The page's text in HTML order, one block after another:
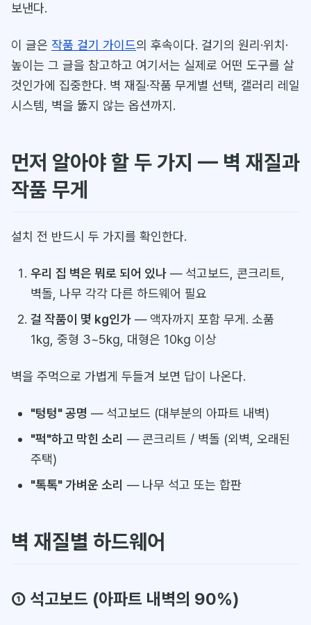
보낸다.
이 글은 작품 걸기 가이드의 후속이다. 걸기의 원리·위치·
높이는 그 글을 참고하고 여기서는 실제로 어떤 도구를 살
것인가에 집중한다. 벽 재질·작품 무게별 선택, 갤러리 레일
시스템, 벽을 뚫지 않는 옵션까지.
먼저 알아야 할 두 가지 — 벽 재질과
작품 무게
설치 전 반드시 두 가지를 확인한다.
우리 집 벽은 뭐로 되어 있나— 석고보드, 콘크리트,
벽돌, 나무 각각 다른 하드웨어 필요
걸 작품이 몇 kg인가— 액자까지 포함 무게. 소품
1kg, 중형 3~5kg, 대형은 10kg 이상
벽을 주먹으로 가볍게 두들겨 보면 답이 나온다.
"텅텅" 공명 — 석고보드 (대부분의 아파트 내벽)
"퍽"하고 막힌 소리 — 콘크리트 / 벽돌 (외벽, 오래된
주택)
"톡톡" 가벼운 소리 — 나무 석고 또는 합판
벽 재질별 하드웨어
① 석고보드 (아파트 내벽의 90%)